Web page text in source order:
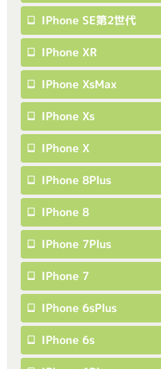
IPhone SE第2世代
IPhone XR
IPhone XsMax
IPhone Xs
IPhone X
IPhone 8Plus
IPhone 8
IPhone 7Plus
IPhone 7
IPhone 6sPlus
IPhone 6s